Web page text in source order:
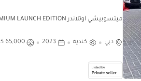
ميتسوبيشي آوتلاندر PREMIUM LAUNCH EDITION
دبي كندية 2023 65,000 كيلومتر